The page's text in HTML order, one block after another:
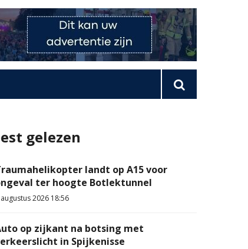
gelezen
landt op A15 voor
ter hoogte Botlektunnel
2026 18:56
op zijkant na botsing met
in Spijkenisse